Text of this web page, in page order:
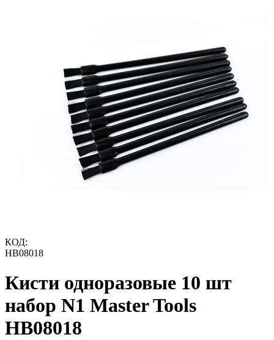
КОД:
HB08018
Кисти одноразовые 10 шт
набор N1 Master Tools
HB08018